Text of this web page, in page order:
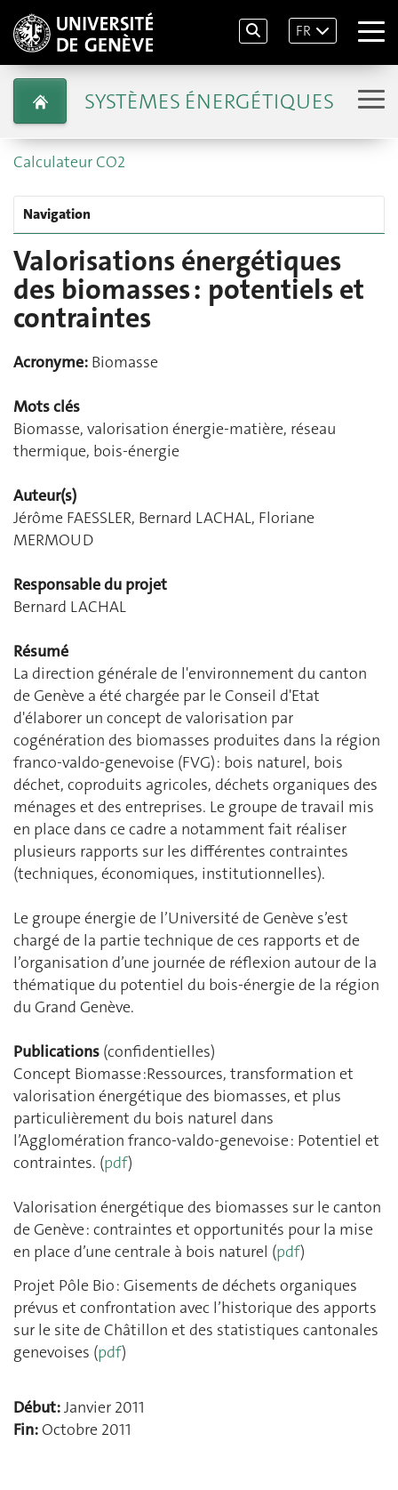
FR
SYSTÈMES ÉNERGÉTIQUES
Calculateur CO2
Navigation
Valorisations énergétiques
des biomasses : potentiels et
contraintes
Acronyme: Biomasse
Mots clés
Biomasse, valorisation énergie-matière, réseau
thermique, bois-énergie
Auteur(s)
Jérôme FAESSLER, Bernard LACHAL, Floriane
MERMOUD
Responsable du projet
Bernard LACHAL
Résumé
La direction générale de l'environnement du canton
de Genève a été chargée par le Conseil d'Etat
d'élaborer un concept de valorisation par
cogénération des biomasses produites dans la région
franco-valdo-genevoise (FVG) : bois naturel, bois
déchet, coproduits agricoles, déchets organiques des
ménages et des entreprises. Le groupe de travail mis
en place dans ce cadre a notamment fait réaliser
plusieurs rapports sur les différentes contraintes
(techniques, économiques, institutionnelles).
Le groupe énergie de l’Université de Genève s’est
chargé de la partie technique de ces rapports et de
l’organisation d’une journée de réflexion autour de la
thématique du potentiel du bois-énergie de la région
du Grand Genève.
Publications (confidentielles)
Concept Biomasse :Ressources, transformation et
valorisation énergétique des biomasses, et plus
particulièrement du bois naturel dans
l’Agglomération franco-valdo-genevoise : Potentiel et
contraintes. (pdf)
Valorisation énergétique des biomasses sur le canton
de Genève : contraintes et opportunités pour la mise
en place d’une centrale à bois naturel (pdf)
Projet Pôle Bio : Gisements de déchets organiques
prévus et confrontation avec l’historique des apports
sur le site de Châtillon et des statistiques cantonales
genevoises (pdf)
Début:Janvier 2011
Fin: Octobre 2011